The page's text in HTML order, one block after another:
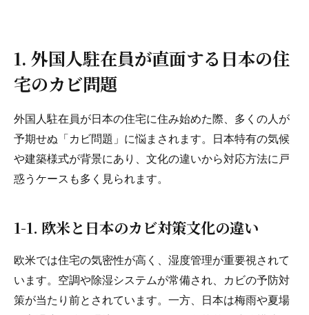
1. 外国人駐在員が直面する日本の住
宅のカビ問題
外国人駐在員が日本の住宅に住み始めた際、多くの人が
予期せぬ「カビ問題」に悩まされます。日本特有の気候
や建築様式が背景にあり、文化の違いから対応方法に戸
惑うケースも多く見られます。
1-1. 欧米と日本のカビ対策文化の違い
欧米では住宅の気密性が高く、湿度管理が重要視されて
います。空調や除湿システムが常備され、カビの予防対
策が当たり前とされています。一方、日本は梅雨や夏場